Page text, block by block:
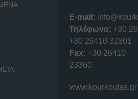
E-mail:
Τηλέφωνα: +30
+30 26410 32801
Fax: +30 26410
23360
www.kourkoutas.gr